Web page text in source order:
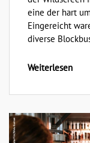
eine der hart
Eingereicht
diverse
Weiterlesen